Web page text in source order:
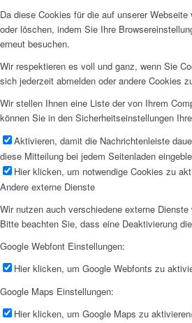
Da diese Cookies für die auf unserer
oder löschen, indem Sie Ihre
erneut besuchen.
Wir respektieren es voll und ganz, wenn Sie
sich jederzeit abmelden oder andere Cookies
Wir stellen Ihnen eine Liste der von Ihrem
können Sie in den Sicherheitseinstellungen
Aktivieren, damit die Nachrichtenleiste
diese Mitteilung bei jedem Seitenladen
Hier klicken, um notwendige Cookies zu
Andere externe Dienste
Wir nutzen auch verschiedene externe
Bitte beachten Sie, dass eine Deaktivierung
Google Webfont Einstellungen:
Hier klicken, um Google Webfonts zu
Google Maps Einstellungen:
Hier klicken, um Google Maps zu